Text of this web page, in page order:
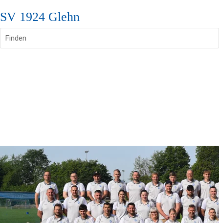
SV 1924 Glehn
Finden